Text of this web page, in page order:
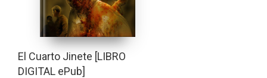
El Cuarto Jinete [LIBRO
DIGITAL ePub]